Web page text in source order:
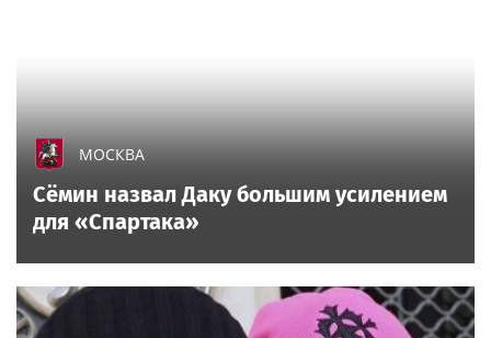
МОСКВА
Сёмин назвал Даку большим усилением
для «Спартака»